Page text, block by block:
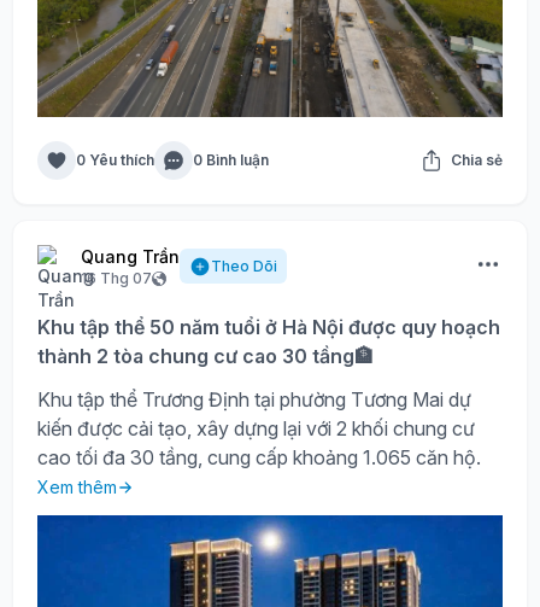
0 Yêu thích 0 Bình luận Chia sẻ
Quang Trần
16 Thg 07
Theo Dõi
Khu tập thể 50 năm tuổi ở Hà Nội được quy hoạch
thành 2 tòa chung cư cao 30 tầng🏦
Khu tập thể Trương Định tại phường Tương Mai dự
kiến được cải tạo, xây dựng lại với 2 khối chung cư
cao tối đa 30 tầng, cung cấp khoảng 1.065 căn hộ.
Xem thêm